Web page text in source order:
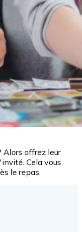
Alors offrez leur
Cela vous
le repas.